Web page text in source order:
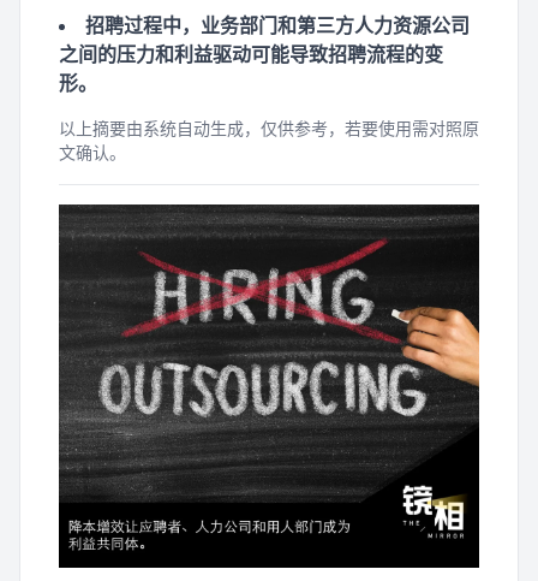
招聘过程中，业务部门和第三方人力资源公司
之间的压力和利益驱动可能导致招聘流程的变
形。
以上摘要由系统自动生成，仅供参考，若要使用需对照原
文确认。